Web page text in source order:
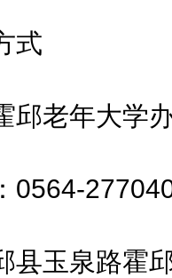
式
老年大学
玉泉路霍邱